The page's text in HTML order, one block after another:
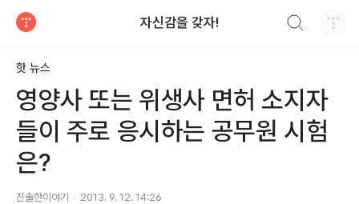
자신감을 갖자!
핫 뉴스
영양사 또는 위생사 면허 소지자
들이 주로 응시하는 공무원 시험
은?
진솔한이야기 2013. 9. 12. 14:26